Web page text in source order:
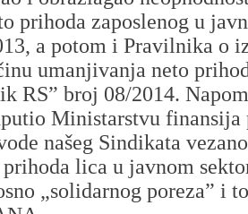
prihoda zaposlenog u
a potom i Pravilnika o
umanjivanja neto
RS” broj 08/2014.
Ministarstvu
našeg Sindikata
lica u javnom
„solidarnog poreza” i